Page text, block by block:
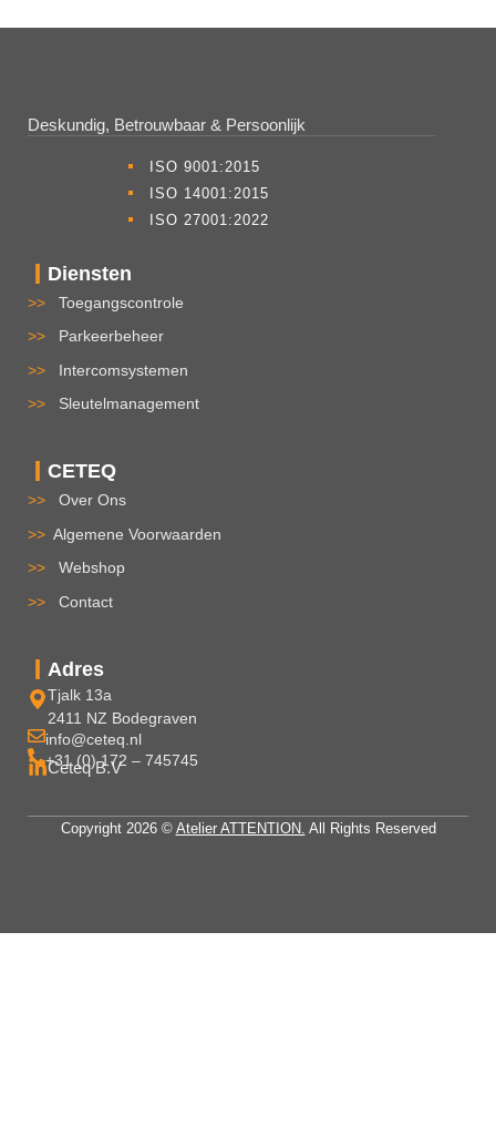
Deskundig, Betrouwbaar & Persoonlijk
ISO 9001:2015
ISO 14001:2015
ISO 27001:2022
Diensten
>> Toegangscontrole
>> Parkeerbeheer
>> Intercomsystemen
>> Sleutelmanagement
CETEQ
>> Over Ons
>> Algemene Voorwaarden
>> Webshop
>> Contact
Adres
Tjalk 13a
2411 NZ Bodegraven
info@ceteq.nl
+31 (0) 172 – 745745
Ceteq B.V
Copyright 2026 © Atelier ATTENTION. All Rights Reserved